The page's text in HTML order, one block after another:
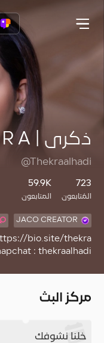
ذكرى | T H E K R A 🎙️
@Thekraalhadi
723
المُتابعون
59.9K
المتابعون
JACO CREATOR
مركز البث
خلنا نشوفك